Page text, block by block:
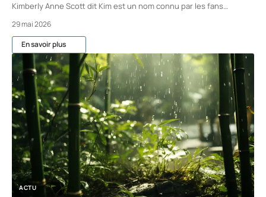
Kimberly Anne Scott dit Kim est un nom connu par les fans…
29 mai 2026
En savoir plus
ACTU